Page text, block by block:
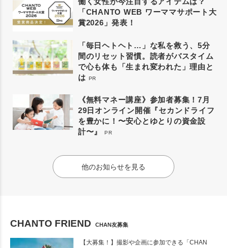
「CHANTO WEB ワーママサポート大
賞2026」発表！
「毎日ヘトヘト…」な私を救う、5分
間のリセット習慣。読者がバスタイム
で心も体も「生まれ変われた」理由と
は PR
《無料マネー講座》参加者募集！7月
29日オンライン開催『セカンドライフ
を豊かに！〜安心とゆとりの資金設
計〜』
PR
他のお知らせを見る
CHANTO FRIEND CHAN友募集
【大募集！】撮影や企画に参加できる「CHAN